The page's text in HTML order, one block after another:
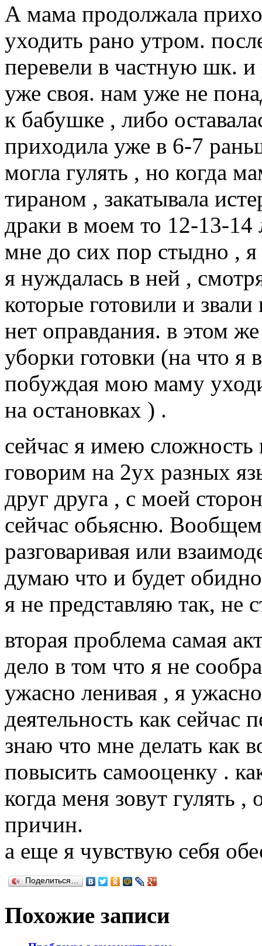
А мама продолжала
уходить рано утром.
перевели в частную шк.
уже своя. нам уже не
к бабушке , либо
приходила уже в 6-7
могла гулять , но когда
тираном , закатывала
драки в моем то 12-13-14
мне до сих пор стыдно , я
я нуждалась в ней ,
которые готовили и
нет оправдания. в этом
уборки готовки (на что я
побуждая мою маму
на остановках ) .
сейчас я имею
говорим на 2ух разных
друг друга , с моей
сейчас обьясню.
разговаривая или
думаю что и будет
я не представляю так, не
вторая проблема самая
дело в том что я не
ужасно ленивая , я
деятельность как сейчас
знаю что мне делать как
повысить самооценку .
когда меня зовут гулять
причин.
а еще я чувствую себя
Поделиться…
Похожие записи